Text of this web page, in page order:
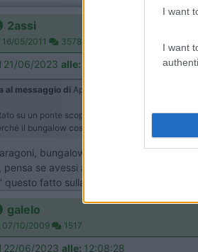
I want
I want
2assi
16/05/2011 3578
21/06/2023 alle:
al messaggio di Apollo 13
su un ponte scoperto in viaggio per la
il bungalow costa di più.
bungalow e campeggi sono
pensa se avessi avuto a destra un
questo fatto sulla tratta di Patrasso....
galelo
07/10/2009 1517
22/06/2023 alle: 12:08:28